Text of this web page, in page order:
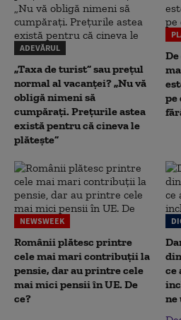
ADEVĂRUL
„Taxa de turist” sau prețul
normal al vacanței? „Nu vă
obligă nimeni să
cumpărați. Prețurile astea
există pentru că cineva le
plătește”
pe
NEWSWEEK
Românii plătesc printre
cele mai mari contribuții la
pensie, dar au printre cele
mai mici pensii în UE. De
ce?
ce
ne